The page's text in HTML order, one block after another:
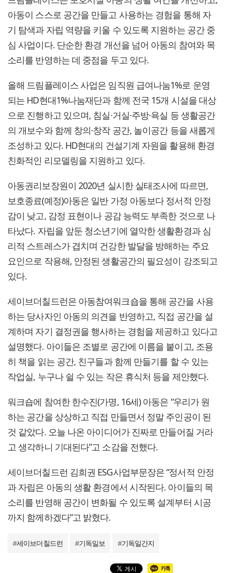
아동이 스스로 공간을 만들고 사용하는 경험을 통해 자
기 탐색과 자립 역량을 키울 수 있도록 지원하는 공간 중
심 사업이다. 단순한 환경 개선을 넘어 아동의 참여와 목
소리를 반영하는 데 중점을 두고 있다.
올해 드림플레이스 사업은 임직원 급여나눔1%로 운영
되는 HD현대1%나눔재단과 함께 전국 15개 시설을 대상
으로 진행하고 있으며, 침실·거실·주방·욕실 등 생활공간
의 개보수와 함께 창의·창작 공간, 놀이공간 등을 새롭게
조성하고 있다. HD현대의 건설기계 자원을 활용해 환경
친화적인 리모델링을 지원하고 있다.
아동권리보장원이 2020년 실시한 실태조사에 따르면,
보호종료(예정)아동은 일반 가정 아동보다 정서적 안정
감이 낮고, 감정 표현이나 공감 능력도 부족한 것으로 나
타났다. 자립을 앞둔 청소년기에 열악한 생활환경과 심
리적 스트레스가 겹치며 건강한 발달을 방해하는 주요
요인으로 작용해, 안정된 생활공간의 필요성이 강조되고
있다.
세이브더칠드런은 아동참여워크숍을 통해 공간을 사용
하는 당사자인 아동의 의견을 반영하고, 직접 공간을 설
계하며 자기 결정권을 행사하는 경험을 제공하고 있다고
설명했다. 아이들은 조별로 공간에 이름을 붙이고, 조용
히 책을 읽는 공간, 친구들과 함께 만들기를 할 수 있는
작업실, 누구나 쉴 수 있는 작은 휴식처 등을 제안했다.
워크숍에 참여한 한수진(가명, 16세) 아동은 “우리가 원
하는 공간을 상상하고 직접 만들면서 정말 주인공이 된
것 같았다. 오늘 나온 아이디어가 진짜로 만들어질 거라
고 생각하니 기대된다”고 소감을 전했다.
세이브더칠드런 김희권 ESG사업부문장은 “정서적 안정
과 자립은 아동의 생활 환경에서 시작된다. 아이들의 목
소리를 반영해 공간이 변화될 수 있도록 설계부터 시공
까지 함께하겠다”고 밝혔다.
#세이브더칠드런 #기독일보 #기독일간지